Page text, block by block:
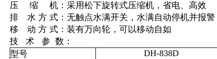
压 缩 机：采用松下旋转式压缩机，省电、高效
排 水 方 式：无触点水满开关，水满自动停机并报警
移 动 方 式：装有万向轮，可以移动自如
技
术 参 数：
型号
DH-838D